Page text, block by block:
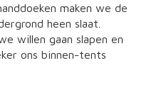
maken we de
heen slaat.
willen gaan slapen en
ons binnen-tents